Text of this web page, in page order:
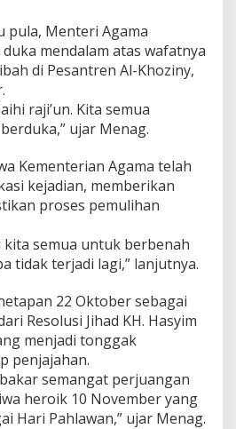
a
N
i
l
i
K
b
a
n
g
a
a
n
a
n
M
a
j
u
k
a
pula, Menteri Agama
mendalam atas wafatnya
di Pesantren Al-Khoziny,
raji’un. Kita semua
ujar Menag.
Kementerian Agama telah
kejadian, memberikan
proses pemulihan
semua untuk berbenah
tidak terjadi lagi,” lanjutnya.
22 Oktober sebagai
Resolusi Jihad KH. Hasyim
menjadi tonggak
penjajahan.
semangat perjuangan
heroik 10 November yang
Hari Pahlawan,” ujar Menag.